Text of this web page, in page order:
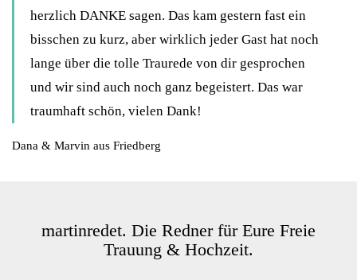
herzlich DANKE sagen. Das kam gestern fast ein
bisschen zu kurz, aber wirklich jeder Gast hat noch
lange über die tolle Traurede von dir gesprochen
und wir sind auch noch ganz begeistert. Das war
traumhaft schön, vielen Dank!
Dana & Marvin aus Friedberg
martinredet. Die Redner für Eure Freie
Trauung & Hochzeit.